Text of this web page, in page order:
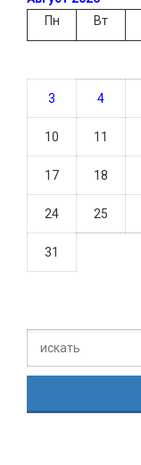
Пн
Вт
3 4
10 11
17 18
24 25
31